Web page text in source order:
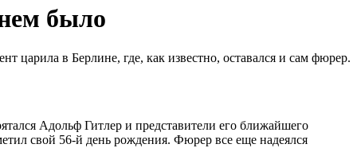
было
царила в Берлине, где, как известно, оставался и сам фюрер.
Адольф Гитлер и представители его ближайшего
свой 56-й день рождения. Фюрер все еще надеялся